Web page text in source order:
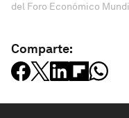
del Foro Económico
Comparte: